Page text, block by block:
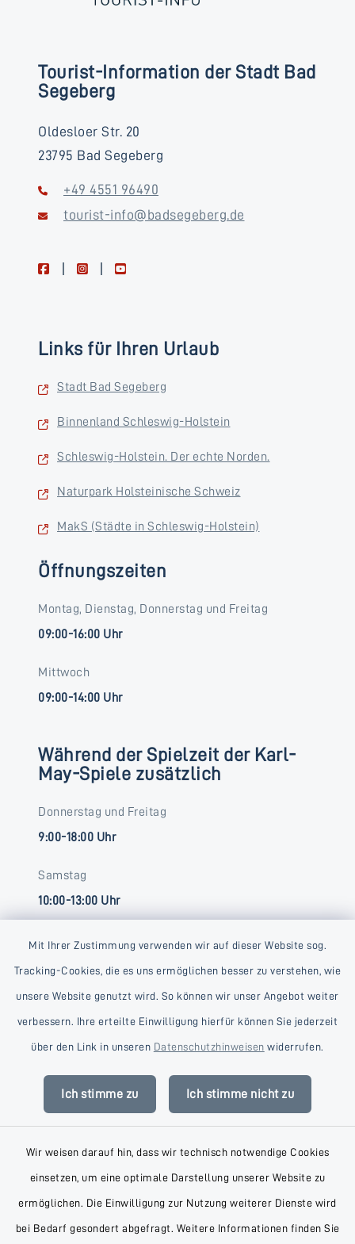
Mit Ihrer Zustimmung verwenden wir auf dieser Website sog.
Tracking-Cookies, die es uns ermöglichen besser zu verstehen, wie
unsere Website genutzt wird. So können wir unser Angebot weiter
verbessern. Ihre erteilte Einwilligung hierfür können Sie jederzeit
über den Link in unseren Datenschutzhinweisen widerrufen.
Ich stimme zu Ich stimme nicht zu
Wir weisen darauf hin, dass wir technisch notwendige Cookies
einsetzen, um eine optimale Darstellung unserer Website zu
ermöglichen. Die Einwilligung zur Nutzung weiterer Dienste wird
bei Bedarf gesondert abgefragt. Weitere Informationen finden Sie
Tourist-Information der Stadt Bad
Segeberg
Oldesloer Str. 20
23795 Bad Segeberg
+49 4551 96490
tourist-info@badsegeberg.de
facebookinstagramyoutube
Links für Ihren Urlaub
Stadt Bad Segeberg
Binnenland Schleswig-Holstein
Schleswig-Holstein. Der echte Norden.
Naturpark Holsteinische Schweiz
MakS (Städte in Schleswig-Holstein)
Öffnungszeiten
Montag, Dienstag, Donnerstag und Freitag
09:00-16:00 Uhr
Mittwoch
09:00-14:00 Uhr
Während der Spielzeit der Karl-
May-Spiele zusätzlich
Donnerstag und Freitag
9:00-18:00 Uhr
Samstag
10:00-13:00 Uhr
Kontakt
Datenschutz
Impressum
Sitemap